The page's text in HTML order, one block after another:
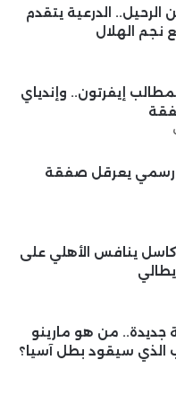
الرحيل.. الدرعية يتقدم
نجم الهلال
إيفرتون.. وإندياي
رسمي يعرقل صفقة
ينافس الأهلي على
جديدة.. من هو مارينو
الذي سيقود بطل آسيا؟